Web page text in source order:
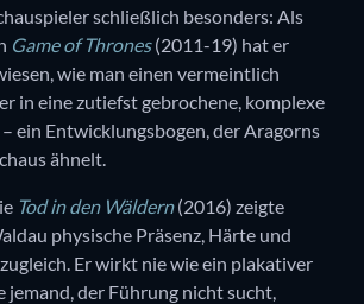
schließlich besonders: Als
Game of Thrones(2011-19) hat er
wie man einen vermeintlich
in eine zutiefst gebrochene, komplexe
ein Entwicklungsbogen, der Aragorns
ähnelt.
Tod in den Wäldern(2016) zeigte
physische Präsenz, Härte und
Er wirkt nie wie ein plakativer
jemand, der Führung nicht sucht,